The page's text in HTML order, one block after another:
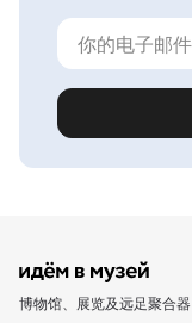
博物馆、展览及远足聚合器